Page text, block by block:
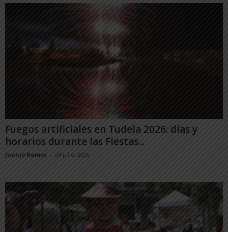
Fuegos artificiales en Tudela 2026: días y
horarios durante las Fiestas...
Juanjo Ramos - 24 julio, 2026